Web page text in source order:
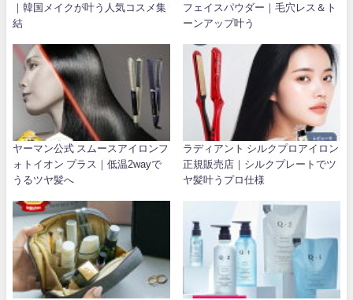
｜韓国メイクが叶う人気コスメ集
結
フェイスパウダー｜毛穴レス＆ト
ーンアップ叶う
ヤーマン公式 スムースアイロンフ
ォトイオン プラス｜低温2wayで
うるツヤ髪へ
ラディアント シルクプロアイロン
正規販売店｜シルクプレートでツ
ヤ髪叶うプロ仕様